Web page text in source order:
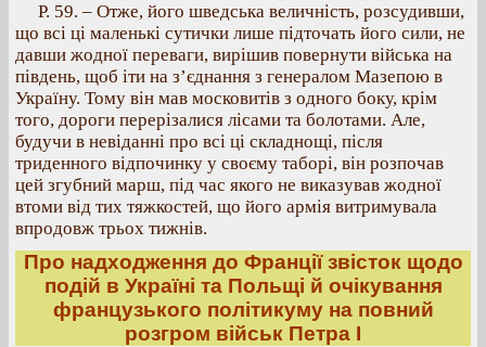
Р. 59. – Отже, його шведська величність, розсудивши,
що всі ці маленькі сутички лише підточать його сили, не
давши жодної переваги, вирішив повернути війська на
південь, щоб іти на з’єднання з генералом Мазепою в
Україну. Тому він мав московитів з одного боку, крім
того, дороги перерізалися лісами та болотами. Але,
будучи в невіданні про всі ці складнощі, після
триденного відпочинку у своєму таборі, він розпочав
цей згубний марш, під час якого не виказував жодної
втоми від тих тяжкостей, що його армія витримувала
впродовж трьох тижнів.
Про надходження до Франції звісток щодо
подій в Україні та Польщі й очікування
французького політикуму на повний
розгром військ Петра І